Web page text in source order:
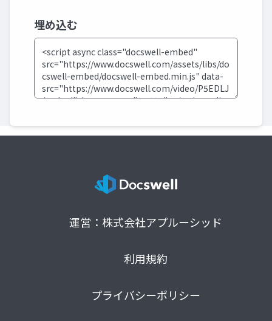
埋め込む
運営：株式会社アプルーシッド
利用規約
プライバシーポリシー